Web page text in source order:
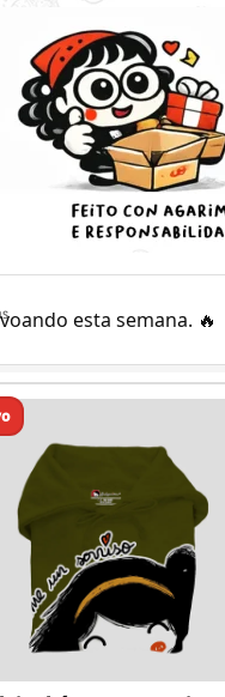
esta semana. 🔥